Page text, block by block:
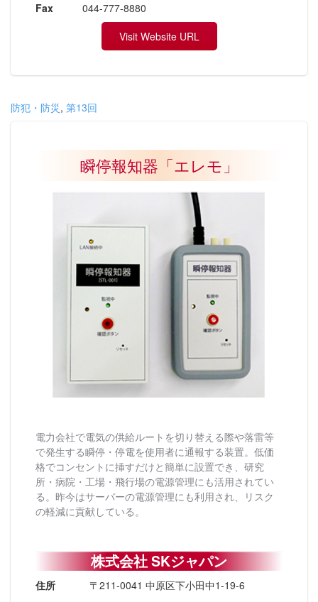
Fax
044-777-8880
Visit Website URL
防犯・防災, 第13回
瞬停報知器「エレモ」
電力会社で電気の供給ルートを切り替える際や落雷等
で発生する瞬停・停電を使用者に通報する装置。低価
格でコンセントに挿すだけと簡単に設置でき、研究
所・病院・工場・飛行場の電源管理にも活用されてい
る。昨今はサーバーの電源管理にも利用され、リスク
の軽減に貢献している。
株式会社 SKジャパン
住所
〒211-0041 中原区下小田中1-19-6